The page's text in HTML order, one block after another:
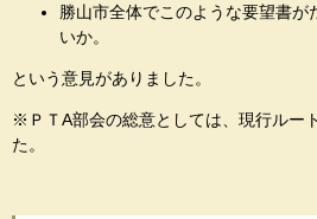
勝山市全体でこのような要望書が
いか。
という意見がありました。
※ＰＴA部会の総意としては、現行ルー
た。